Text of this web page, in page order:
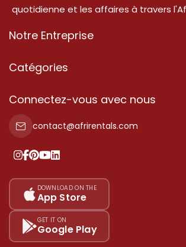
quotidienne et les affaires à travers
Notre Entreprise
À Propos
Conditions d'Utilisation
Politique de Confidentialité
Nos tarifs
Plan du site
Catégories
Propriété
Propriété à vendre
Propriété à louer
Ajoutez votre témoignage
Connectez-vous avec nous
contact@afrirentals.com
DOWNLOAD ON THE
App Store
GET IT ON
Google Play